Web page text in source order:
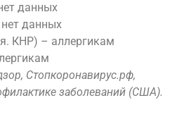
данных
данных
КНР) – аллергикам
Стопкоронавирус.рф,
заболеваний (США).